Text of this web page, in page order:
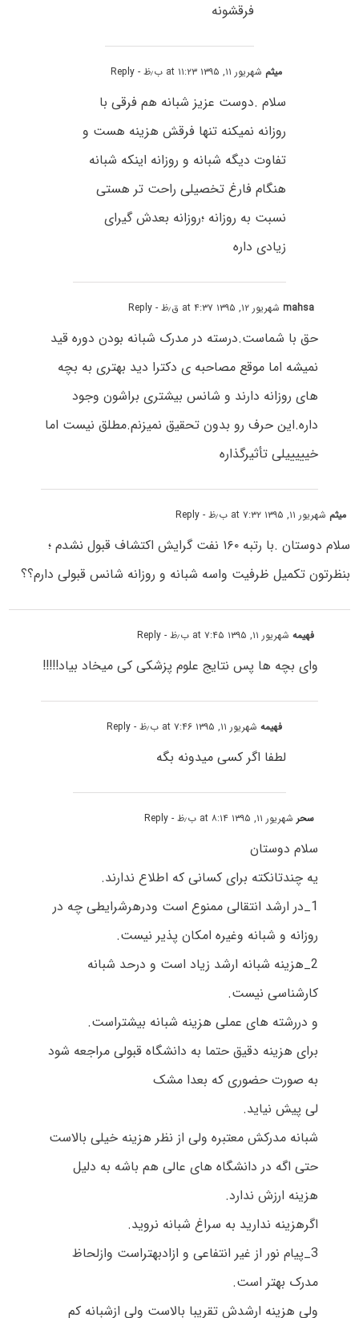
فرقشونه
میثم شهریور ۱۱, ۱۳۹۵ at ۱۱:۲۳ ب٫ظ - Reply
سلام .دوست عزیز شبانه هم فرقی با
روزانه نمیکنه تنها فرقش هزینه هست و
تفاوت دیگه شبانه و روزانه اینکه شبانه
هنگام فارغ تخصیلی راحت تر هستی
نسبت به روزانه ؛روزانه بعدش گیرای
زیادی داره
mahsaشهریور ۱۲, ۱۳۹۵ at ۴:۳۷ ق٫ظ - Reply
حق با شماست.درسته در مدرک شبانه بودن دوره قید
نمیشه اما موقع مصاحبه ی دکترا دید بهتری به بچه
های روزانه دارند و شانس بیشتری براشون وجود
داره.این حرف رو بدون تحقیق نمیزنم.مطلق نیست اما
خیییییلی تأثیرگذاره
میثم شهریور ۱۱, ۱۳۹۵ at ۷:۳۲ ب٫ظ - Reply
سلام دوستان .با رتبه ۱۶۰ نفت گرایش اکتشاف قبول نشدم ؛
بنظرتون تکمیل ظرفیت واسه شبانه و روزانه شانس قبولی دارم؟؟
فهیمهشهریور ۱۱, ۱۳۹۵ at ۷:۴۵ ب٫ظ - Reply
وای بچه ها پس نتایج علوم پزشکی کی میخاد بیاد!!!!!
فهیمهشهریور ۱۱, ۱۳۹۵ at ۷:۴۶ ب٫ظ - Reply
لطفا اگر کسی میدونه بگه
سحرشهریور ۱۱, ۱۳۹۵ at ۸:۱۴ ب٫ظ - Reply
سلام دوستان
یه چندتانکته برای کسانی که اطلاع ندارند.
1_در ارشد انتقالی ممنوع است ودرهرشرایطی چه در
روزانه و شبانه وغیره امکان پذیر نیست.
2_هزینه شبانه ارشد زیاد است و درحد شبانه
کارشناسی نیست.
و دررشته های عملی هزینه شبانه بیشتراست.
برای هزینه دقیق حتما به دانشگاه قبولی مراجعه شود
به صورت حضوری که بعدا مشک
لی پیش نیاید.
شبانه مدرکش معتبره ولی از نظر هزینه خیلی بالاست
حتی اگه در دانشگاه های عالی هم باشه به دلیل
هزینه ارزش ندارد.
اگرهزینه ندارید به سراغ شبانه نروید.
3_پیام نور از غیر انتفاعی و ازادبهتراست وازلحاظ
مدرک بهتر است.
ولی هزینه ارشدش تقریبا بالاست ولی ازشبانه کم